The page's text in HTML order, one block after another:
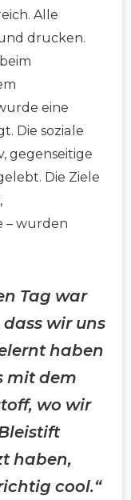
Alle
drucken.
eine
Die soziale
gegenseitige
Die Ziele
– wurden
Tag war
dass wir uns
haben
mit dem
wo wir
haben,
cool.“